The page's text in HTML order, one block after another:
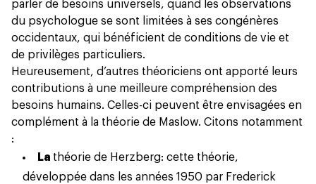
parler de besoins universels, quand les observations
du psychologue se sont limitées à ses congénères
occidentaux, qui bénéficient de conditions de vie et
de privilèges particuliers.
Heureusement, d’autres théoriciens ont apporté leurs
contributions à une meilleure compréhension des
besoins humains. Celles-ci peuvent être envisagées en
complément à la théorie de Maslow. Citons notamment
:
La théorie de Herzberg: cette théorie,
développée dans les années 1950 par Frederick